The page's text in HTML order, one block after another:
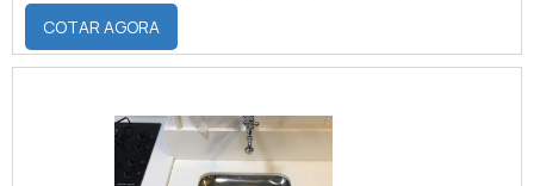
componente - proporciona uma solução
confiável e inovadora. Ao investir em rodas
de poliuretano, você está colocando suas
mobilidade eficiente e sustentável.
COTAR AGORA